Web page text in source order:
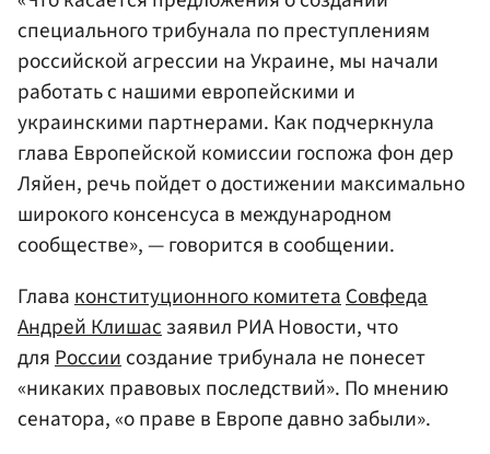
специального трибунала по преступлениям
российской агрессии на Украине, мы начали
работать с нашими европейскими и
украинскими партнерами. Как подчеркнула
глава Европейской комиссии госпожа фон дер
Ляйен, речь пойдет о достижении максимально
широкого консенсуса в международном
сообществе», — говорится в сообщении.
Главаконституционного комитетаСовфеда
Андрей Клишасзаявил РИА Новости, что
дляРоссиисоздание трибунала не понесет
«никаких правовых последствий». По мнению
сенатора, «о праве в Европе давно забыли».